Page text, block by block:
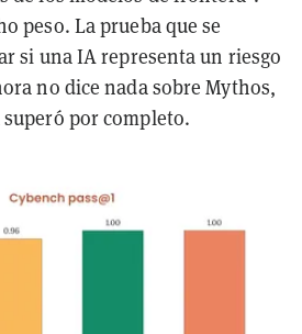
peso. La prueba que se
si una IA representa un riesgo
no dice nada sobre Mythos,
por completo.